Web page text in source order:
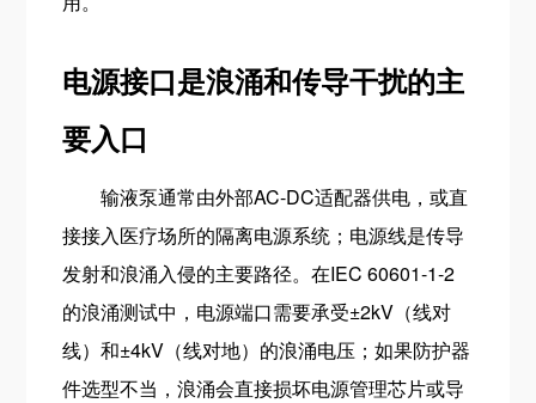
电源接口是浪涌和传导干扰的主
要入口
输液泵通常由外部AC-DC适配器供电，或直
接接入医疗场所的隔离电源系统；电源线是传导
发射和浪涌入侵的主要路径。在IEC 60601-1-2
的浪涌测试中，电源端口需要承受±2kV（线对
线）和±4kV（线对地）的浪涌电压；如果防护器
件选型不当，浪涌会直接损坏电源管理芯片或导